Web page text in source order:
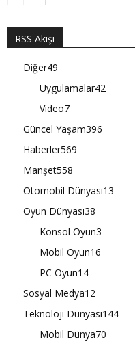
RSS Akışı
Diğer49
Uygulamalar42
Video7
Güncel Yaşam396
Haberler569
Manşet558
Otomobil Dünyası13
Oyun Dünyası38
Konsol Oyun3
Mobil Oyun16
PC Oyun14
Sosyal Medya12
Teknoloji Dünyası144
Mobil Dünya70